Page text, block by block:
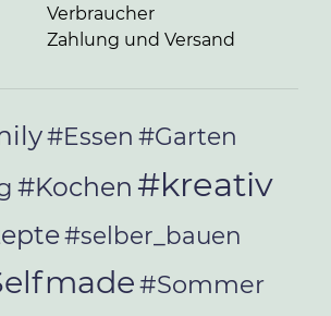
Verbraucher
Zahlung und Versand
#Essen #Garten
#Kochen #kreativ
#selber_bauen
#Sommer